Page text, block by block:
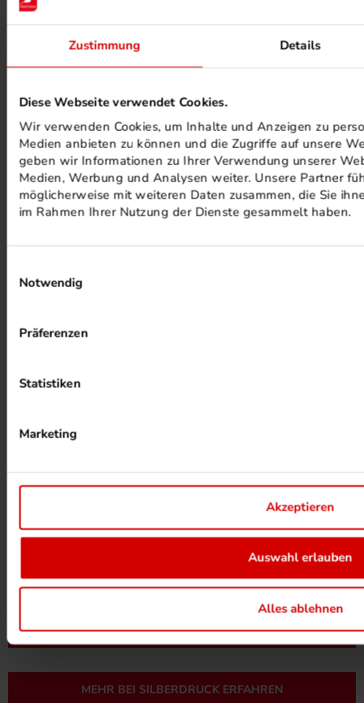
Zustimmung Details
Diese Webseite verwendet Cookies.
Wir verwenden Cookies, um Inhalte und Anzeigen zu
Medien anbieten zu können und die Zugriffe auf unsere
geben wir Informationen zu Ihrer Verwendung unserer
Medien, Werbung und Analysen weiter. Unsere Partner
möglicherweise mit weiteren Daten zusammen, die Sie
im Rahmen Ihrer Nutzung der Dienste gesammelt haben.
Notwendig
Präferenzen
Statistiken
Marketing
Akzeptieren
Auswahl erlauben
Alles ablehnen
PHOTOVOLTAIK ANLAGEN
HEIZUNG PER ABWÄRME
MEHR ZUM ZERTIFIKAT
MEHR BEI SILBERDRUCK ERFAHREN